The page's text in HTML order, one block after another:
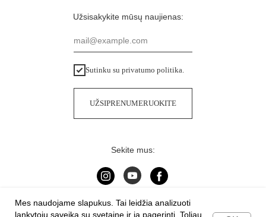
2013-2024 | "VARVIKAS" | Tallinn
Sekite mus:
Užsisakykite mūsų naujienas:
mail@example.com
Sutinku su privatumo politika.
UŽSIPRENUMERUOKITE
Mes naudojame slapukus. Tai leidžia analizuoti
lankytojų sąveiką su svetaine ir ją pagerinti. Toliau